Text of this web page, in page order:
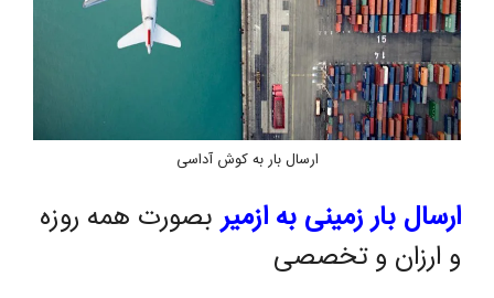
ارسال بار به کوش آداسی
ارسال بار زمینی به ازمیربصورت همه روزه
و ارزان و تخصصی